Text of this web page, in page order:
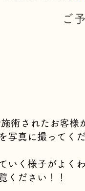
ご
術されたお客様
写真に撮ってく
いく様子がよく
ください！！